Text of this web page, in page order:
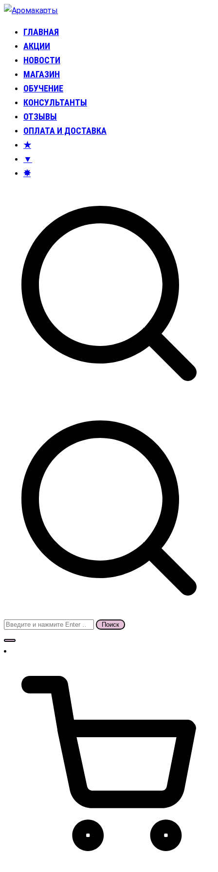
Перейти
содержимому
Аромакарты
Психологические эфирные карты • Аромапсихология
ГЛАВНАЯ
АКЦИИ
НОВОСТИ
МАГАЗИН
ОБУЧЕНИЕ
КОНСУЛЬТАНТЫ
ОТЗЫВЫ
ОПЛАТА И ДОСТАВКА
★
▼
✸
Поиск
для: